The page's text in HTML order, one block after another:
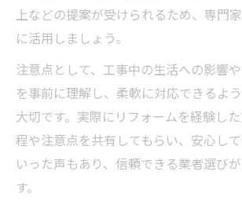
上などの提案が受けられるため、専門
に活用しましょう。
注意点として、工事中の生活への影響
を事前に理解し、柔軟に対応できるよ
大切です。実際にリフォームを経験し
程や注意点を共有してもらい、安心し
いった声もあり、信頼できる業者選び
す。